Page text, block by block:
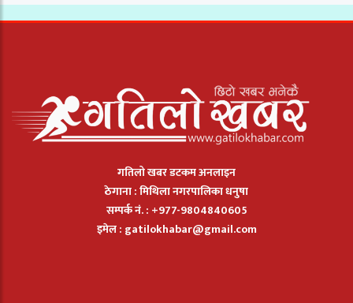
गतिलो खबर डटकम अनलाइन
ठेगाना : मिथिला नगरपालिका धनुषा
सम्पर्क नं. : +977-9804840605
इमेल : gatilokhabar@gmail.com